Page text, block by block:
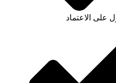
على الاعتماد